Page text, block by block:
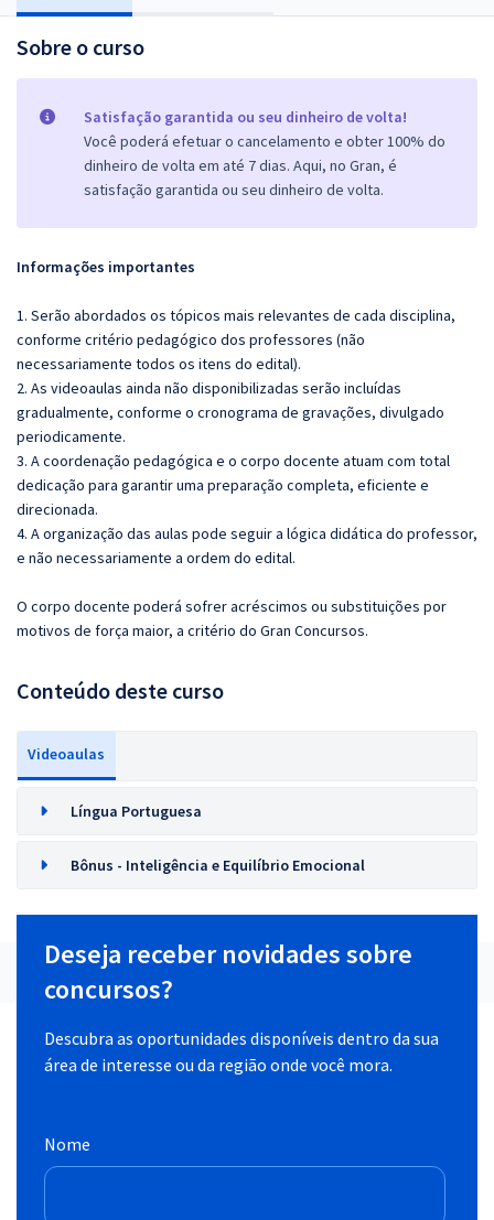
Sobre o curso
Satisfação garantida ou seu dinheiro de volta!
Você poderá efetuar o cancelamento e obter 100% do
dinheiro de volta em até 7 dias. Aqui, no Gran, é
satisfação garantida ou seu dinheiro de volta.
Informações importantes
1. Serão abordados os tópicos mais relevantes de cada disciplina,
conforme critério pedagógico dos professores (não
necessariamente todos os itens do edital).
2. As videoaulas ainda não disponibilizadas serão incluídas
gradualmente, conforme o cronograma de gravações, divulgado
periodicamente.
3. A coordenação pedagógica e o corpo docente atuam com total
dedicação para garantir uma preparação completa, eficiente e
direcionada.
4. A organização das aulas pode seguir a lógica didática do professor,
e não necessariamente a ordem do edital.
O corpo docente poderá sofrer acréscimos ou substituições por
motivos de força maior, a critério do Gran Concursos.
Conteúdo deste curso
Videoaulas
Língua Portuguesa
Bônus - Inteligência e Equilíbrio Emocional
Deseja receber novidades sobre
concursos?
Descubra as oportunidades disponíveis dentro da sua
área de interesse ou da região onde você mora.
Nome